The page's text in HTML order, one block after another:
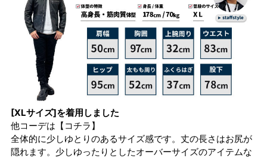
[XLサイズ]を着用しました
他コーデは 【コチラ】
全体的に少しゆとりのあるサイズ感です。丈の長さはお尻が
隠れます。少しゆったりとしたオーバーサイズのアイテムな